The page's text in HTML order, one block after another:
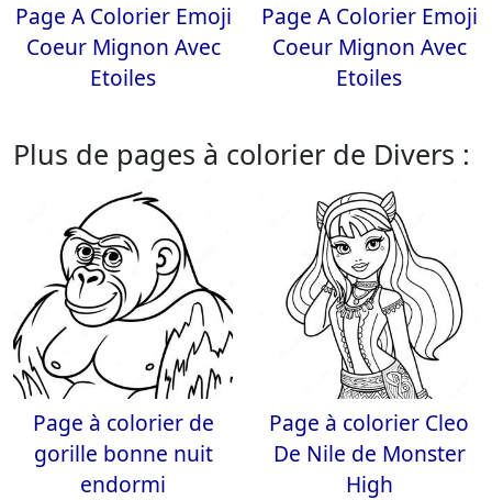
Page A Colorier Emoji
Coeur Mignon Avec
Etoiles
Page A Colorier Emoji
Coeur Mignon Avec
Etoiles
Plus de pages à colorier de Divers :
Page à colorier de
gorille bonne nuit
endormi
Page à colorier Cleo
De Nile de Monster
High